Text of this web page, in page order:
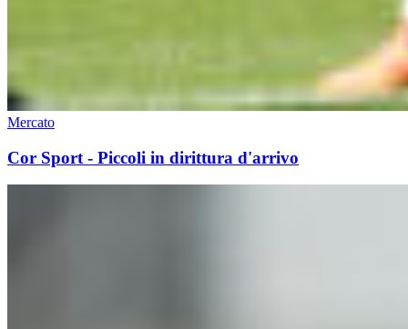
Mercato
Cor Sport - Piccoli in dirittura d'arrivo